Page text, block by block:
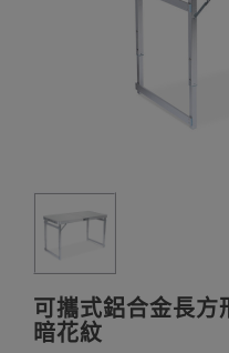
可攜式鋁合金長
暗花紋